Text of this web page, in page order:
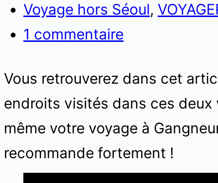
Voyage hors Séoul,
1 commentaire
Vous retrouverez dans cet
endroits visités dans ces
même votre voyage à
recommande fortement !